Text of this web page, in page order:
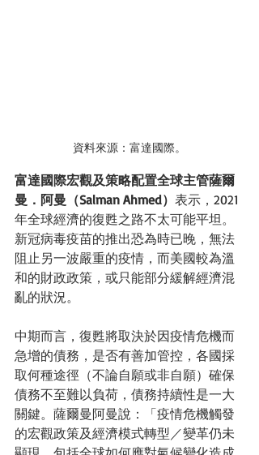
資料來源：富達國際。
富達國際宏觀及策略配置全球主管薩爾
曼．阿曼（Salman Ahmed） 表示，2021
年全球經濟的復甦之路不太可能平坦。
新冠病毒疫苗的推出恐為時已晚，無法
阻止另一波嚴重的疫情，而美國較為溫
和的財政政策，或只能部分緩解經濟混
亂的狀況。
中期而言，復甦將取決於因疫情危機而
急增的債務，是否有善加管控，各國採
取何種途徑（不論自願或非自願）確保
債務不至難以負荷，債務持續性是一大
關鍵。薩爾曼阿曼說：「疫情危機觸發
的宏觀政策及經濟模式轉型／變革仍未